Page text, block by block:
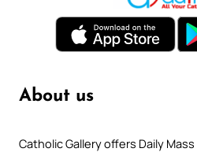
About us
Catholic Gallery offers Daily